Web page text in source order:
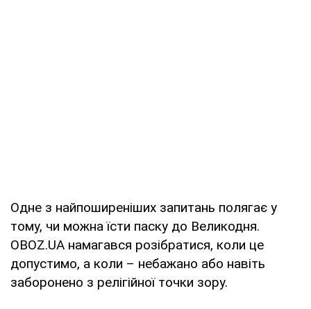
Одне з найпоширеніших запитань полягає у
тому, чи можна їсти паску до Великодня.
OBOZ.UA намагався розібратися, коли це
допустимо, а коли – небажано або навіть
заборонено з релігійної точки зору.